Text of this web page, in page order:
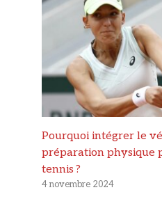
Pourquoi intégrer le
préparation physique
tennis ?
4 novembre 2024